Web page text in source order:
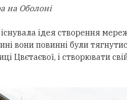
на Оболоні​
ідея створення
вони повинні були
Цвєтаєвої, і створювати